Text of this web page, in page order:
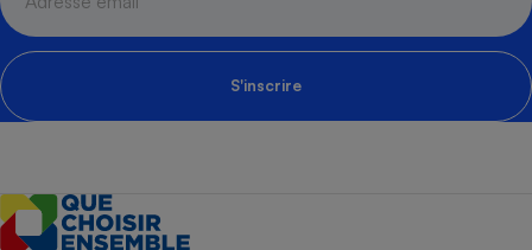
S'inscrire